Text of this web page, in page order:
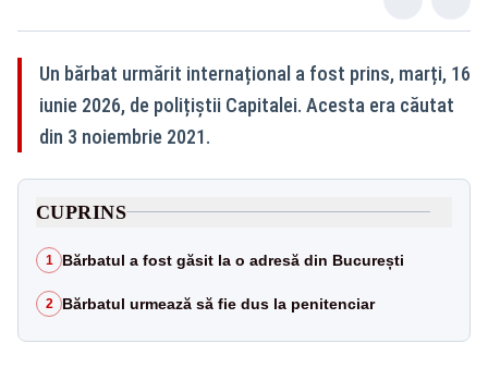
Un bărbat urmărit internațional a fost prins, marți, 16
iunie 2026, de polițiștii Capitalei. Acesta era căutat
din 3 noiembrie 2021.
CUPRINS
1 Bărbatul a fost găsit la o adresă din București
2 Bărbatul urmează să fie dus la penitenciar